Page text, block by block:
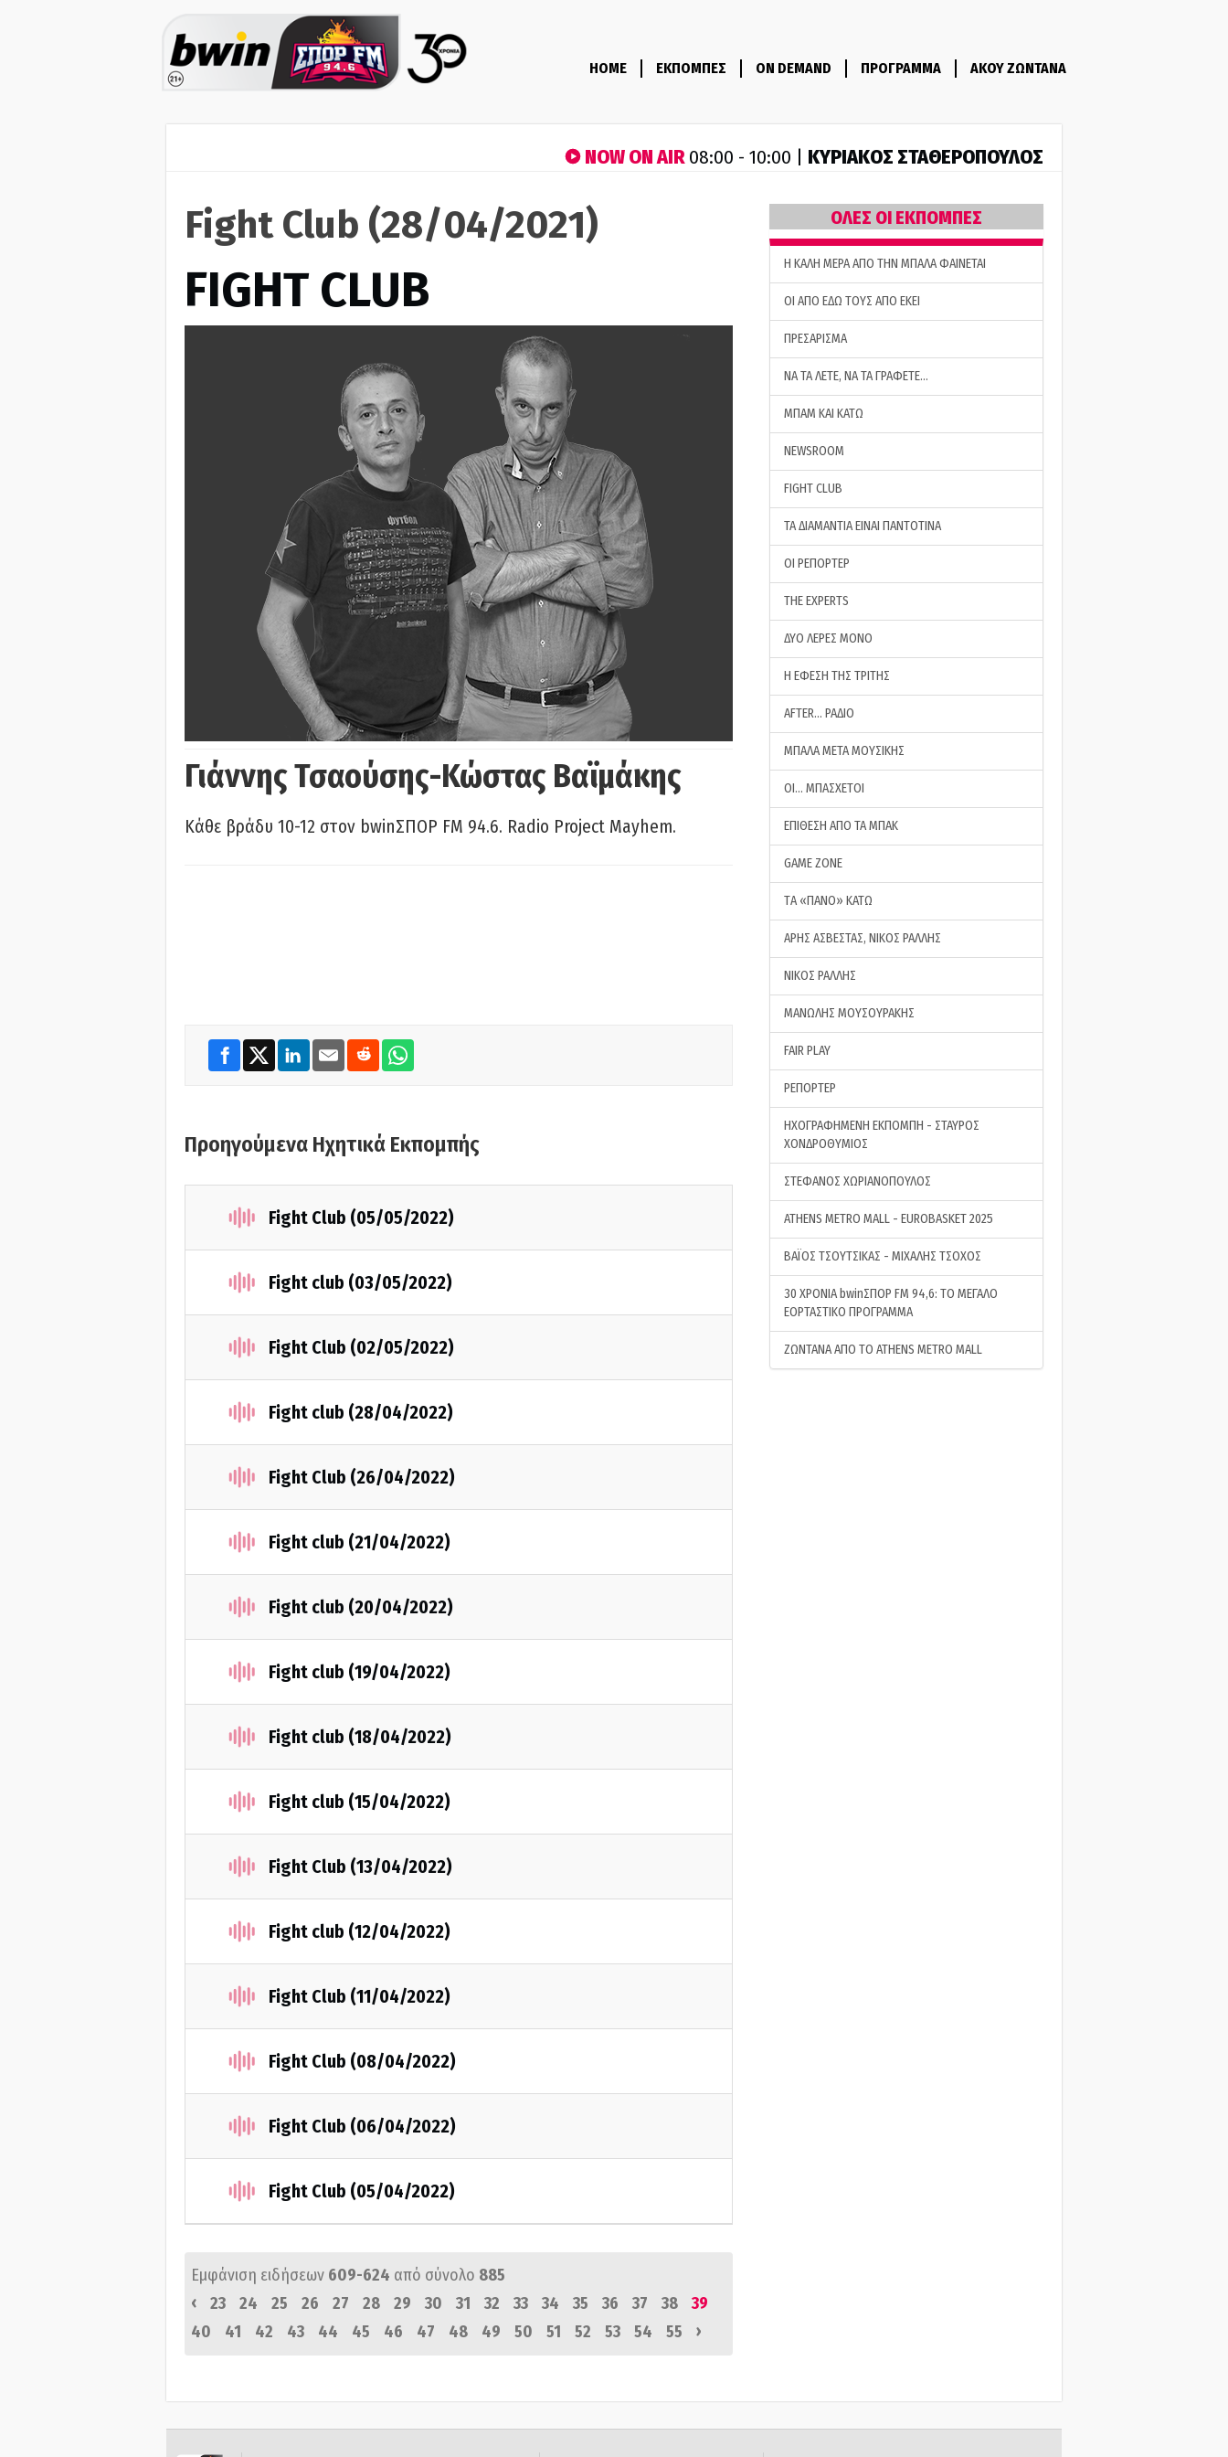
HOME ΕΚΠΟΜΠΕΣ ON DEMAND ΠΡΟΓΡΑΜΜΑ ΑΚΟΥ ΖΩΝΤΑΝΑ
NOW ON AIR08:00 - 10:00 | ΚΥΡΙΑΚΟΣ ΣΤΑΘΕΡΟΠΟΥΛΟΣ
Fight Club (28/04/2021)
FIGHT CLUB
Γιάννης Τσαούσης-Κώστας Βαϊμάκης
Κάθε βράδυ 10-12 στον bwinΣΠΟΡ FM 94.6. Radio Project Mayhem.
Προηγούμενα Ηχητικά Εκπομπής
Fight Club (05/05/2022)
Fight club (03/05/2022)
Fight Club (02/05/2022)
Fight club (28/04/2022)
Fight Club (26/04/2022)
Fight club (21/04/2022)
Fight club (20/04/2022)
Fight club (19/04/2022)
Fight club (18/04/2022)
Fight club (15/04/2022)
Fight Club (13/04/2022)
Fight club (12/04/2022)
Fight Club (11/04/2022)
Fight Club (08/04/2022)
Fight Club (06/04/2022)
Fight Club (05/04/2022)
Εμφάνιση ειδήσεων 609-624 από σύνολο 885
‹
23 24 25 26 27 28 29 30 31 32 33 34 35 36 37 38
39
40
41 42 43 44 45 46 47 48 49 50 51 52 53 54 55 ›
ΟΛΕΣ ΟΙ ΕΚΠΟΜΠΕΣ
H ΚΑΛΗ ΜΕΡΑ ΑΠΟ ΤΗΝ ΜΠΑΛΑ ΦΑΙΝΕΤΑΙ
ΟΙ ΑΠΟ ΕΔΩ ΤΟΥΣ ΑΠΟ ΕΚΕΙ
ΠΡΕΣΑΡΙΣΜΑ
ΝΑ ΤΑ ΛΕΤΕ, ΝΑ ΤΑ ΓΡΑΦΕΤΕ…
ΜΠΑΜ ΚΑΙ ΚΑΤΩ
NEWSROOM
FIGHT CLUB
ΤΑ ΔΙΑΜΑΝΤΙΑ ΕΙΝΑΙ ΠΑΝΤΟΤΙΝΑ
ΟΙ ΡΕΠΟΡΤΕΡ
THE EXPERTS
ΔΥΟ ΛΕΡΕΣ ΜΟΝΟ
Η ΕΦΕΣΗ ΤΗΣ ΤΡΙΤΗΣ
AFTER… ΡΑΔΙΟ
ΜΠΑΛΑ ΜΕΤΑ ΜΟΥΣΙΚΗΣ
ΟΙ… ΜΠΑΣΧΕΤΟΙ
ΕΠΙΘΕΣΗ ΑΠΟ ΤΑ ΜΠΑΚ
GAME ZONE
ΤA «ΠΑΝΟ» ΚΑΤΩ
ΑΡΗΣ ΑΣΒΕΣΤΑΣ, ΝΙΚΟΣ ΡΑΛΛΗΣ
ΝΙΚΟΣ ΡΑΛΛΗΣ
ΜΑΝΩΛΗΣ ΜΟΥΣΟΥΡΑΚΗΣ
FAIR PLAY
ΡΕΠΟΡΤΕΡ
ΗΧΟΓΡΑΦΗΜΕΝΗ ΕΚΠΟΜΠΗ - ΣΤΑΥΡΟΣ
ΧΟΝΔΡΟΘΥΜΙΟΣ
ΣΤΕΦΑΝΟΣ ΧΩΡΙΑΝΟΠΟΥΛΟΣ
ATHENS METRO MALL - EUROBASKET 2025
ΒΑΪΟΣ ΤΣΟΥΤΣΙΚΑΣ - ΜΙΧΑΛΗΣ ΤΣΟΧΟΣ
30 ΧΡΟΝΙΑ bwinΣΠΟΡ FM 94,6: ΤΟ ΜΕΓΑΛΟ
ΕΟΡΤΑΣΤΙΚΟ ΠΡΟΓΡΑΜΜΑ
ΖΩΝΤΑΝΑ ΑΠΟ ΤΟ ATHENS METRO MALL